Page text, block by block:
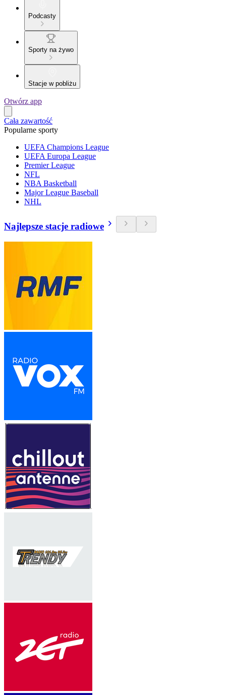
Podcasty
Sporty na żywo
Stacje w pobliżu
Otwórz app
Cała zawartość
Popularne sporty
UEFA Champions League
UEFA Europa League
Premier League
NFL
NBA Basketball
Major League Baseball
NHL
Najlepsze stacje radiowe